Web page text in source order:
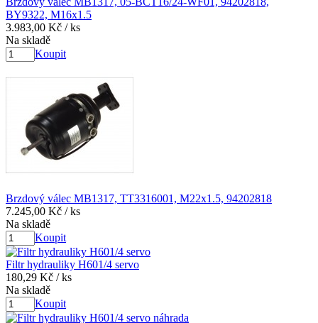
BY9322, M16x1.5
3.983,00 Kč / ks
Na skladě
Koupit
Brzdový válec MB1317, TT3316001, M22x1.5, 94202818
7.245,00 Kč / ks
Na skladě
Koupit
Filtr hydrauliky H601/4 servo
180,29 Kč / ks
Na skladě
Koupit